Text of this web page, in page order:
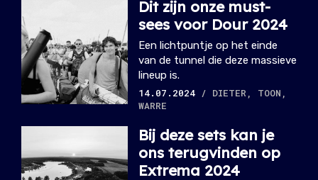
Dit zijn onze must-
sees voor Dour 2024
Een lichtpuntje op het einde
van de tunnel die deze massieve
lineup is.
14.07.2024 / DIETER, TOON,
WARRE
Bij deze sets kan je
ons terugvinden op
Extrema 2024